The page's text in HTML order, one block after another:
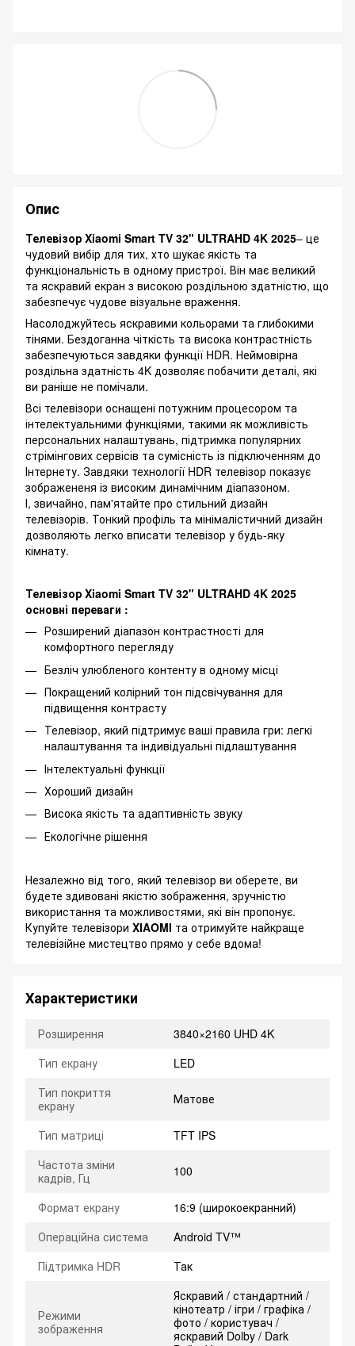
Опис
Телевізор Xiaomi Smart TV 32" ULTRAHD 4K 2025– це
чудовий вибір для тих, хто шукає якість та
функціональність в одному пристрої. Він має великий
та яскравий екран з високою роздільною здатністю, що
забезпечує чудове візуальне враження.
Насолоджуйтесь яскравими кольорами та глибокими
тінями. Бездоганна чіткість та висока контрастність
забезпечуються завдяки функції HDR. Неймовірна
роздільна здатність 4K дозволяє побачити деталі, які
ви раніше не помічали.
Всі телевізори оснащені потужним процесором та
інтелектуальними функціями, такими як можливість
персональних налаштувань, підтримка популярних
стрімінгових сервісів та сумісність із підключенням до
Інтернету. Завдяки технології HDR телевізор показує
зображененя із високим динамічним діапазоном.
І, звичайно, пам'ятайте про стильний дизайн
телевізорів. Тонкий профіль та мінімалістичний дизайн
дозволяють легко вписати телевізор у будь-яку
кімнату.
Телевізор Xiaomi Smart TV 32" ULTRAHD 4K 2025
основні переваги :
Розширений діапазон контрастності для
комфортного перегляду
Безліч улюбленого контенту в одному місці
Покращений колірний тон підсвічування для
підвищення контрасту
Телевізор, який підтримує ваші правила гри: легкі
налаштування та індивідуальні підлаштування
Інтелектуальні функції
Хороший дизайн
Висока якість та адаптивність звуку
Екологічне рішення
Незалежно від того, який телевізор ви оберете, ви
будете здивовані якістю зображення, зручністю
використання та можливостями, які він пропонує.
Купуйте телевізори XIAOMI та отримуйте найкраще
телевізійне мистецтво прямо у себе вдома!
Характеристики
Розширення
3840×2160 UHD 4K
Тип екрану
LED
Тип покриття
екрану
Матове
Тип матриці
TFT IPS
Частота зміни
кадрів, Гц
100
Формат екрану
16:9 (широкоекранний)
Операційна система
Android TV™
Підтримка HDR
Так
Режими
зображення
Яскравий / стандартний /
кінотеатр / ігри / графіка /
фото / користувач /
яскравий Dolby / Dark